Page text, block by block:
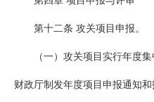
第十二条 攻关项目申报。
（一）攻关项目实行年度
财政厅制发年度项目申报通知